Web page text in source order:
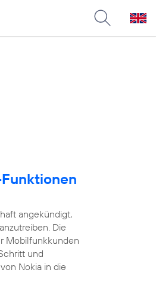
angekündigt,
Die
Mobilfunkkunden
und
Nokia in die